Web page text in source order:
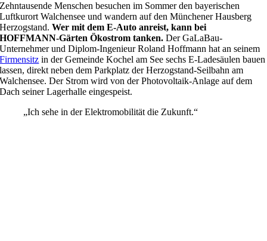
Zehntausende Menschen besuchen im Sommer den bayerischen
Luftkurort Walchensee und wandern auf den Münchener Hausberg
Herzogstand.Wer mit dem E-Auto anreist, kann bei
HOFFMANN-Gärten Ökostrom tanken. Der GaLaBau-
Unternehmer und Diplom-Ingenieur Roland Hoffmann hat an seinem
Firmensitz in der Gemeinde Kochel am See sechs E-Ladesäulen bauen
lassen, direkt neben dem Parkplatz der Herzogstand-Seilbahn am
Walchensee. Der Strom wird von der Photovoltaik-Anlage auf dem
Dach seiner Lagerhalle eingespeist.
„Ich sehe in der Elektromobilität die Zukunft.“